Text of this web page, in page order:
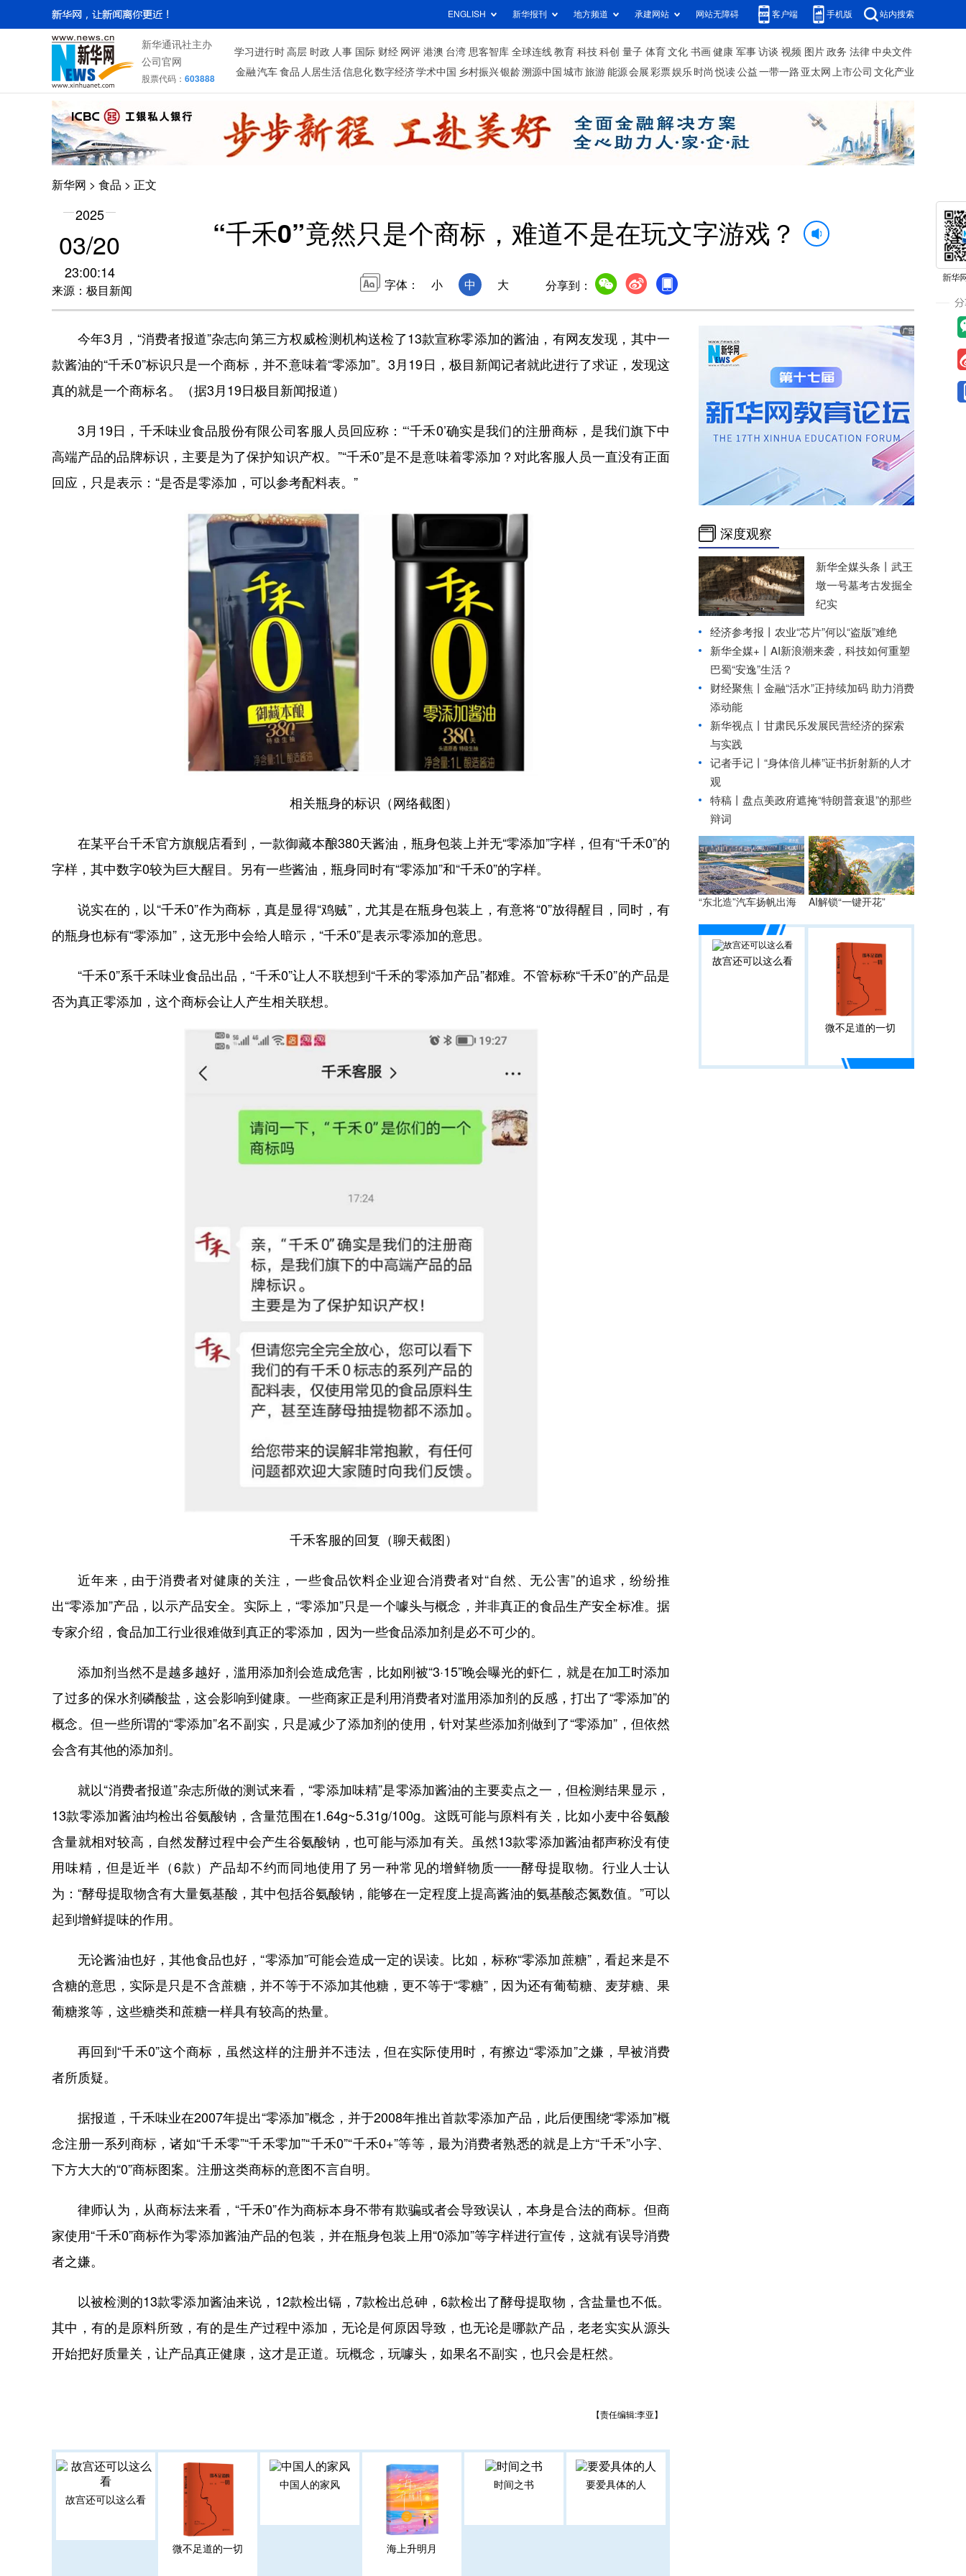
ENGLISH 新华报刊 地方频道 承建网站 网站无障碍 客户端 手机版 站内搜索
新华通讯社主办
公司官网
股票代码： 603888
学习进行时 高层 时政 人事 国际 财经 网评 港澳 台湾 思客智库 全球连线 教育 科技 科创 量子 体育 文化 书画 健康 军事 访谈 视频 图片 政务 法律 中央文件
金融 汽车 食品 人居生活信息化数字经济学术中国 乡村振兴银龄溯源中国 城市旅游 能源 会展 彩票娱乐 时尚 悦读 公益 一带一路 亚太网 上市公司 文化产业
新华网 > 食品 > 正文
2025
03/20
23:00:14
来源：极目新闻
“千禾0”竟然只是个商标，难道不是在玩文字游戏？
字体： 小 中 大 分享到：
今年3月，“消费者报道”杂志向第三方权威检测机构送检了13款宣称零添加的酱油，有网友发现，其中一
款酱油的“千禾0”标识只是一个商标，并不意味着“零添加”。3月19日，极目新闻记者就此进行了求证，发现这
真的就是一个商标名。（据3月19日极目新闻报道）
3月19日，千禾味业食品股份有限公司客服人员回应称：“‘千禾0’确实是我们的注册商标，是我们旗下中
高端产品的品牌标识，主要是为了保护知识产权。”“千禾0”是不是意味着零添加？对此客服人员一直没有正面
回应，只是表示：“是否是零添加，可以参考配料表。”
相关瓶身的标识（网络截图）
在某平台千禾官方旗舰店看到，一款御藏本酿380天酱油，瓶身包装上并无“零添加”字样，但有“千禾0”的
字样，其中数字0较为巨大醒目。另有一些酱油，瓶身同时有“零添加”和“千禾0”的字样。
说实在的，以“千禾0”作为商标，真是显得“鸡贼”，尤其是在瓶身包装上，有意将“0”放得醒目，同时，有
的瓶身也标有“零添加”，这无形中会给人暗示，“千禾0”是表示零添加的意思。
“千禾0”系千禾味业食品出品，“千禾0”让人不联想到“千禾的零添加产品”都难。不管标称“千禾0”的产品是
否为真正零添加，这个商标会让人产生相关联想。
千禾客服的回复（聊天截图）
近年来，由于消费者对健康的关注，一些食品饮料企业迎合消费者对“自然、无公害”的追求，纷纷推
出“零添加”产品，以示产品安全。实际上，“零添加”只是一个噱头与概念，并非真正的食品生产安全标准。据
专家介绍，食品加工行业很难做到真正的零添加，因为一些食品添加剂是必不可少的。
添加剂当然不是越多越好，滥用添加剂会造成危害，比如刚被“3·15”晚会曝光的虾仁，就是在加工时添加
了过多的保水剂磷酸盐，这会影响到健康。一些商家正是利用消费者对滥用添加剂的反感，打出了“零添加”的
概念。但一些所谓的“零添加”名不副实，只是减少了添加剂的使用，针对某些添加剂做到了“零添加”，但依然
会含有其他的添加剂。
就以“消费者报道”杂志所做的测试来看，“零添加味精”是零添加酱油的主要卖点之一，但检测结果显示，
13款零添加酱油均检出谷氨酸钠，含量范围在1.64g~5.31g/100g。这既可能与原料有关，比如小麦中谷氨酸
含量就相对较高，自然发酵过程中会产生谷氨酸钠，也可能与添加有关。虽然13款零添加酱油都声称没有使
用味精，但是近半（6款）产品却不约而同地使用了另一种常见的增鲜物质——酵母提取物。行业人士认
为：“酵母提取物含有大量氨基酸，其中包括谷氨酸钠，能够在一定程度上提高酱油的氨基酸态氮数值。”可以
起到增鲜提味的作用。
无论酱油也好，其他食品也好，“零添加”可能会造成一定的误读。比如，标称“零添加蔗糖”，看起来是不
含糖的意思，实际是只是不含蔗糖，并不等于不添加其他糖，更不等于“零糖”，因为还有葡萄糖、麦芽糖、果
葡糖浆等，这些糖类和蔗糖一样具有较高的热量。
再回到“千禾0”这个商标，虽然这样的注册并不违法，但在实际使用时，有擦边“零添加”之嫌，早被消费
者所质疑。
据报道，千禾味业在2007年提出“零添加”概念，并于2008年推出首款零添加产品，此后便围绕“零添加”概
念注册一系列商标，诸如“千禾零”“千禾零加”“千禾0”“千禾0+”等等，最为消费者熟悉的就是上方“千禾”小字、
下方大大的“0”商标图案。注册这类商标的意图不言自明。
律师认为，从商标法来看，“千禾0”作为商标本身不带有欺骗或者会导致误认，本身是合法的商标。但商
家使用“千禾0”商标作为零添加酱油产品的包装，并在瓶身包装上用“0添加”等字样进行宣传，这就有误导消费
者之嫌。
以被检测的13款零添加酱油来说，12款检出镉，7款检出总砷，6款检出了酵母提取物，含盐量也不低。
其中，有的是原料所致，有的是生产过程中添加，无论是何原因导致，也无论是哪款产品，老老实实从源头
开始把好质量关，让产品真正健康，这才是正道。玩概念，玩噱头，如果名不副实，也只会是枉然。
【责任编辑:李亚】
故宫还可以这么看
微不足道的一切
中国人的家风
海上升明月
时间之书 要爱具体的人
深度观察
新华全媒头条丨 武王
墩一号墓考古发掘全
纪实
经济参考报丨 农业“芯片”何以“盗版”难绝
新华全媒+丨 AI新浪潮来袭，科技如何重塑
巴蜀“安逸”生活？
财经聚焦丨金融“活水”正持续加码 助力消费
添动能
新华视点丨 甘肃民乐发展民营经济的探索
与实践
记者手记丨“身体倍儿棒”证书折射新的人才
观
特稿丨盘点美政府遮掩“特朗普衰退”的那些
辩词
“东北造”汽车扬帆出海 AI解锁“一键开花”
故宫还可以这么看
微不足道的一切